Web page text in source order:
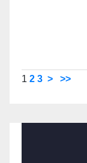
1 2 3 > >>